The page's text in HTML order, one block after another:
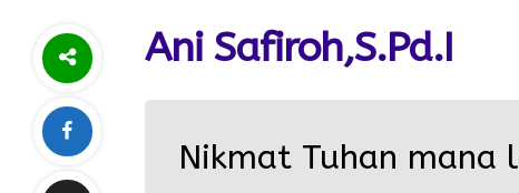
Ani Safiroh,S.Pd.I
Nikmat Tuhan mana